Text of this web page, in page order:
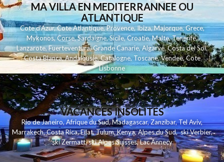
MA VILLA EN MEDITERRANNEE OU
ATLANTIQUE
Cote d'Azur,Cote Atlantique,Provence,Ibiza,Majorque,Grece,
Mykonos,Corse,Sardaigne,Sicile,Croatie,Malte,Tenerife,
Lanzarote,Fuerteventura,Grande Canarie,Algarve,Costa del Sol,
Costa Blanca,Andalousie,Catalogne,Toscane,Vendee,Cote
Lisbonne
VACANCES INSOLITES
Rio de Janeiro,Afrique du Sud,Madagascar,Zanzibar,Tel Aviv,
Marrakech,Costa Rica,Eilat,Tulum,Kenya,Alpes du Sud,ski Verbier,
ski Zermatt,ski Alpes Suisses,Lac Annecy